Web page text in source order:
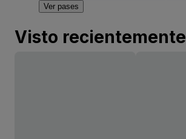
Ver pases
Visto recientemente